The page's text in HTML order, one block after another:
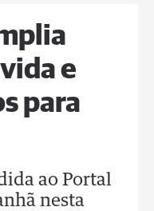
e
para
ao Portal
nesta